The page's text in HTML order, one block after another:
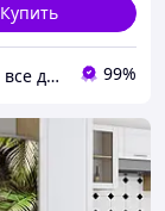
Купить
Презент - все для декора 99%